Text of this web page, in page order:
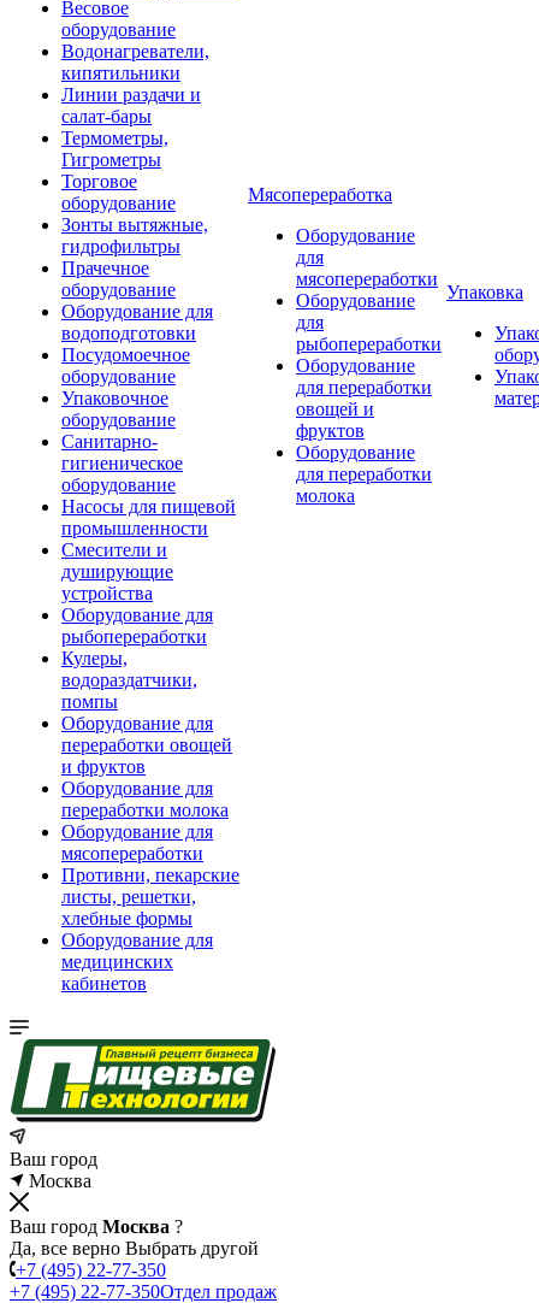
Весовое
оборудование
Водонагреватели,
кипятильники
Линии раздачи и
салат-бары
Термометры,
Гигрометры
Торговое
оборудование
Зонты вытяжные,
гидрофильтры
Прачечное
оборудование
Оборудование для
водоподготовки
Посудомоечное
оборудование
Упаковочное
оборудование
Санитарно-
гигиеническое
оборудование
Насосы для пищевой
промышленности
Смесители и
душирующие
устройства
Оборудование для
рыбопереработки
Кулеры,
водораздатчики,
помпы
Оборудование для
переработки овощей
и фруктов
Оборудование для
переработки молока
Оборудование для
мясопереработки
Противни, пекарские
листы, решетки,
хлебные формы
Оборудование для
медицинских
кабинетов
Мясопереработка
Оборудование
для
мясопереработки
Оборудование
для
рыбопереработки
Оборудование
для переработки
овощей и
фруктов
Оборудование
для переработки
молока
Упаковка
Ваш город
Москва
Ваш город Москва ?
Да, все верно Выбрать другой
+7 (495) 22-77-350
+7 (495) 22-77-350Отдел продаж